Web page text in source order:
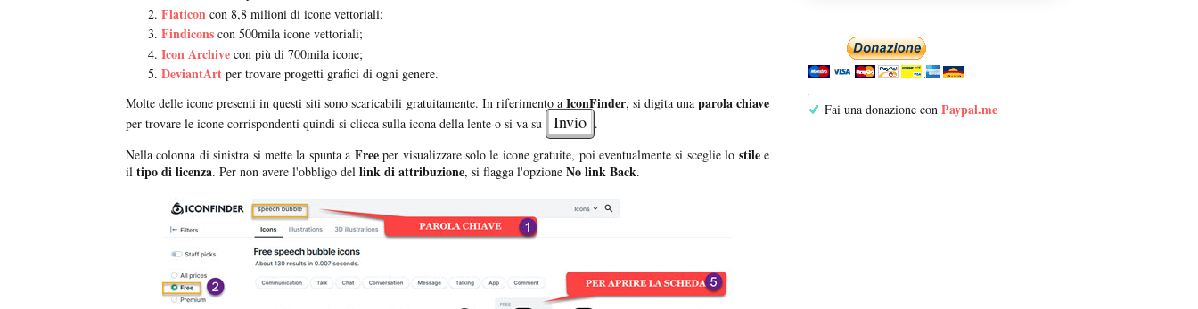
Flaticon con 8,8 milioni di icone vettoriali;
Findicons con 500mila icone vettoriali;
Icon Archive con più di 700mila icone;
DeviantArt per trovare progetti grafici di ogni genere.
Molte delle icone presenti in questi siti sono scaricabili gratuitamente. In riferimento a IconFinder, si digita una parola chiave
per trovare le icone corrispondenti quindi si clicca sulla icona della lente o si va su Invio .
Nella colonna di sinistra si mette la spunta a Freeper visualizzare solo le icone gratuite, poi eventualmente si sceglie lo stilee
il tipo dilicenza. Per non avere l'obbligo del link di attribuzione, si flagga l'opzione No link Back.
Fai una donazione con Paypal.me